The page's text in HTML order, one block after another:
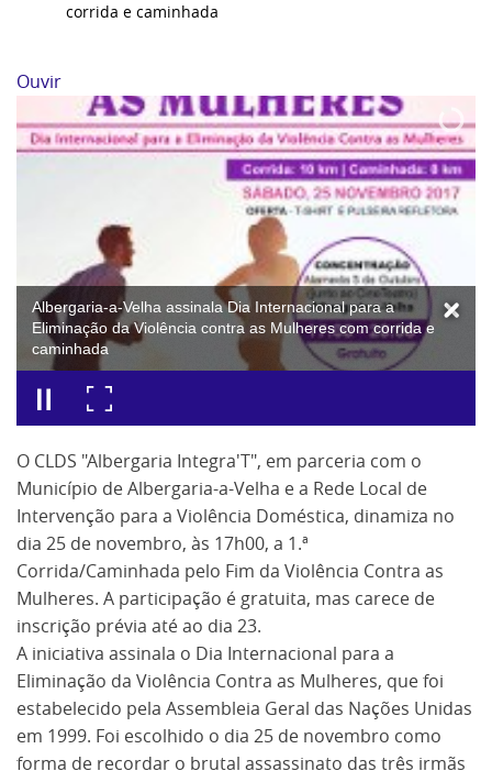
corrida e caminhada
Ouvir
Albergaria-a-Velha assinala Dia Internacional para a
Eliminação da Violência contra as Mulheres com corrida e
caminhada
O CLDS "Albergaria Integra'T", em parceria com o
Município de Albergaria-a-Velha e a Rede Local de
Intervenção para a Violência Doméstica, dinamiza no
dia 25 de novembro, às 17h00, a 1.ª
Corrida/Caminhada pelo Fim da Violência Contra as
Mulheres. A participação é gratuita, mas carece de
inscrição prévia até ao dia 23.
A iniciativa assinala o Dia Internacional para a
Eliminação da Violência Contra as Mulheres, que foi
estabelecido pela Assembleia Geral das Nações Unidas
em 1999. Foi escolhido o dia 25 de novembro como
forma de recordar o brutal assassinato das três irmãs